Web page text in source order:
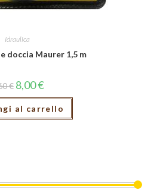
Idraulica
doccia Maurer 1,5 m
€ 8,00€
al carrello